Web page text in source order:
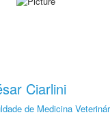
Ciarlini
de Medicina